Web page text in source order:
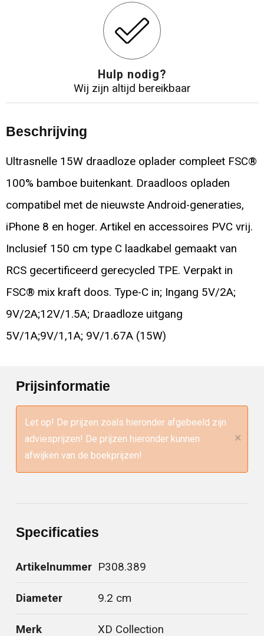
Hulp nodig?
Wij zijn altijd bereikbaar
Beschrijving
Ultrasnelle 15W draadloze oplader compleet FSC®
100% bamboe buitenkant. Draadloos opladen
compatibel met de nieuwste Android-generaties,
iPhone 8 en hoger. Artikel en accessoires PVC vrij.
Inclusief 150 cm type C laadkabel gemaakt van
RCS gecertificeerd gerecycled TPE. Verpakt in
FSC® mix kraft doos. Type-C in; Ingang 5V/2A;
9V/2A;12V/1.5A; Draadloze uitgang
5V/1A;9V/1,1A; 9V/1.67A (15W)
Prijsinformatie
Let op! De prijzen zoals hieronder afgebeeld zijn
adviesprijzen! De prijzen hieronder kunnen
afwijken van de boekprijzen!
×
Specificaties
Artikelnummer P308.389
Diameter 9.2 cm
Merk XD Collection